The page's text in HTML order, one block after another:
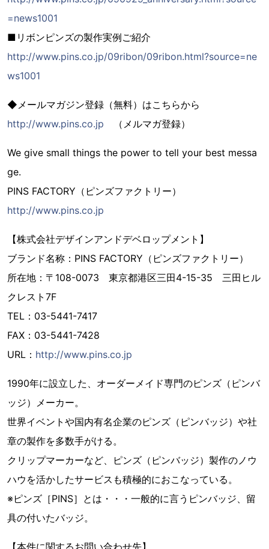
=news1001
■リボンピンズの製作実例ご紹介
http://www.pins.co.jp/09ribon/09ribon.html?source=ne
ws1001
◆メールマガジン登録（無料）はこちらから
http://www.pins.co.jp （メルマガ登録）
We give small things the power to tell your best messa
ge.
PINS FACTORY（ピンズファクトリー）
http://www.pins.co.jp
【株式会社デザインアンドデベロップメント】
ブランド名称：PINS FACTORY（ピンズファクトリー）
所在地：〒108-0073 東京都港区三田4-15-35 三田ヒル
クレスト7F
TEL：03-5441-7417
FAX：03-5441-7428
URL： http://www.pins.co.jp
1990年に設立した、オーダーメイド専門のピンズ（ピンバ
ッジ）メーカー。
世界イベントや国内有名企業のピンズ（ピンバッジ）や社
章の製作を多数手がける。
クリップマーカーなど、ピンズ（ピンバッジ）製作のノウ
ハウを活かしたサービスも積極的におこなっている。
※ピンズ［PINS］とは・・・一般的に言うピンバッジ、留
具の付いたバッジ。
【本件に関するお問い合わせ先】